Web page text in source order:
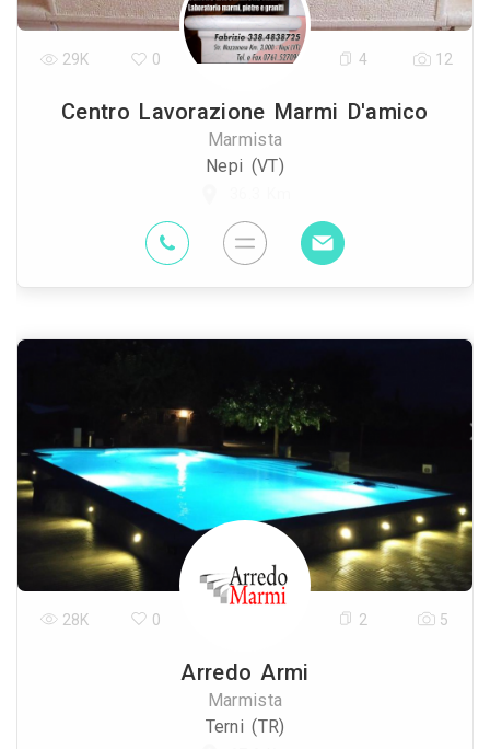
Centro Lavorazione Marmi D'amico
Marmista
Nepi (VT)
29K 0 4 12
Arredo Armi
Marmista
Terni (TR)
28K 0 2 5